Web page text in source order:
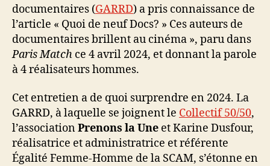
documentaires (GARRD) a pris connaissance de
l’article « Quoi de neuf Docs? » Ces auteurs de
documentaires brillent au cinéma », paru dans
Paris Match ce 4 avril 2024, et donnant la parole
à 4 réalisateurs hommes.
Cet entretien a de quoi surprendre en 2024. La
GARRD, à laquelle se joignent le Collectif 50/50,
l’associationPrenons la Une et Karine Dusfour,
réalisatrice et administratrice et référente
Égalité Femme-Homme de la SCAM, s’étonne en